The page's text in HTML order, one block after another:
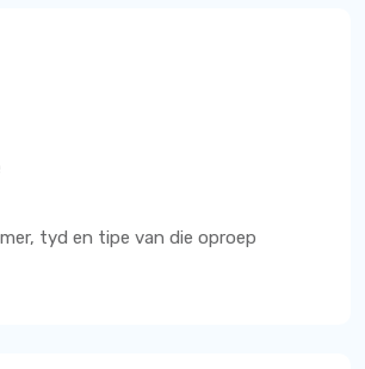
tyd en tipe van die oproep